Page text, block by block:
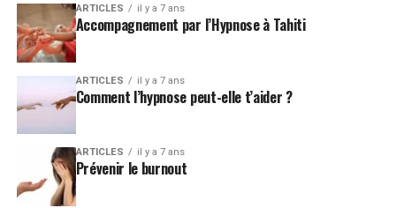
ARTICLES il y a 7 ans
Accompagnement par l’Hypnose à Tahiti
ARTICLES il y a 7 ans
Comment l’hypnose peut-elle t’aider ?
ARTICLES il y a 7 ans
Prévenir le burnout